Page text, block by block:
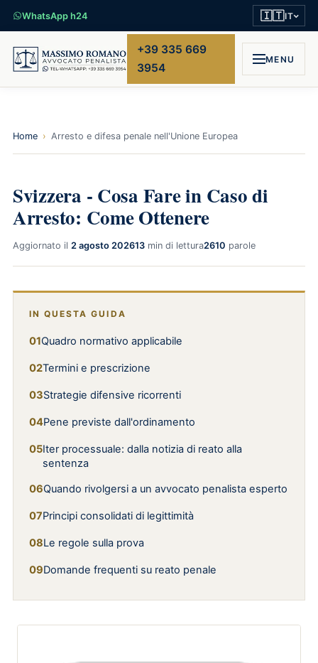
WhatsApp h24 🇮🇹IT
+39 335 669
3954
MENU
Home › Arresto e difesa penale nell'Unione Europea
Svizzera - Cosa Fare in Caso di
Arresto: Come Ottenere
Aggiornato il 2 agosto 202613 min di lettura2610 parole
IN QUESTA GUIDA
Quadro normativo applicabile
Termini e prescrizione
Strategie difensive ricorrenti
Pene previste dall'ordinamento
Iter processuale: dalla notizia di reato alla
sentenza
Quando rivolgersi a un avvocato penalista esperto
Principi consolidati di legittimità
Le regole sulla prova
Domande frequenti su reato penale